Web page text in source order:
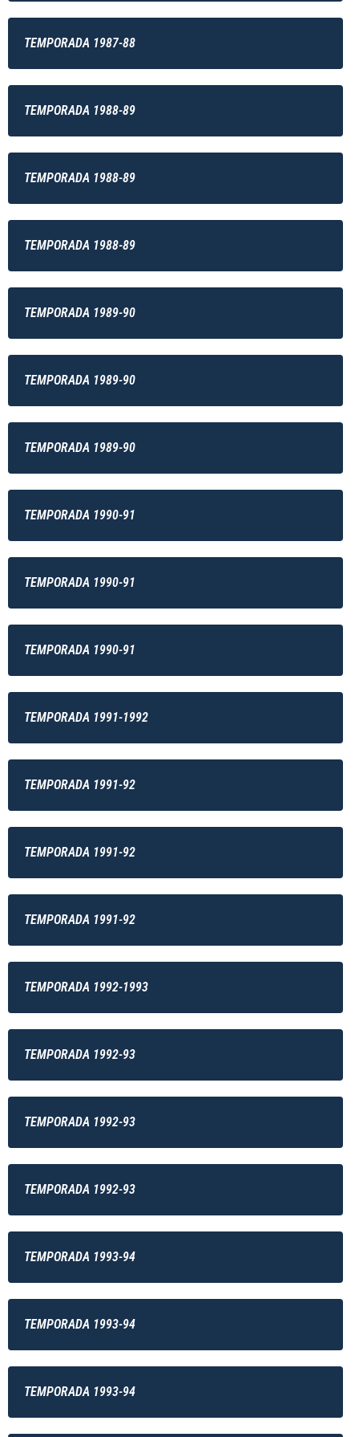
TEMPORADA 1987-88
TEMPORADA 1988-89
TEMPORADA 1988-89
TEMPORADA 1988-89
TEMPORADA 1989-90
TEMPORADA 1989-90
TEMPORADA 1989-90
TEMPORADA 1990-91
TEMPORADA 1990-91
TEMPORADA 1990-91
TEMPORADA 1991-1992
TEMPORADA 1991-92
TEMPORADA 1991-92
TEMPORADA 1991-92
TEMPORADA 1992-1993
TEMPORADA 1992-93
TEMPORADA 1992-93
TEMPORADA 1992-93
TEMPORADA 1993-94
TEMPORADA 1993-94
TEMPORADA 1993-94